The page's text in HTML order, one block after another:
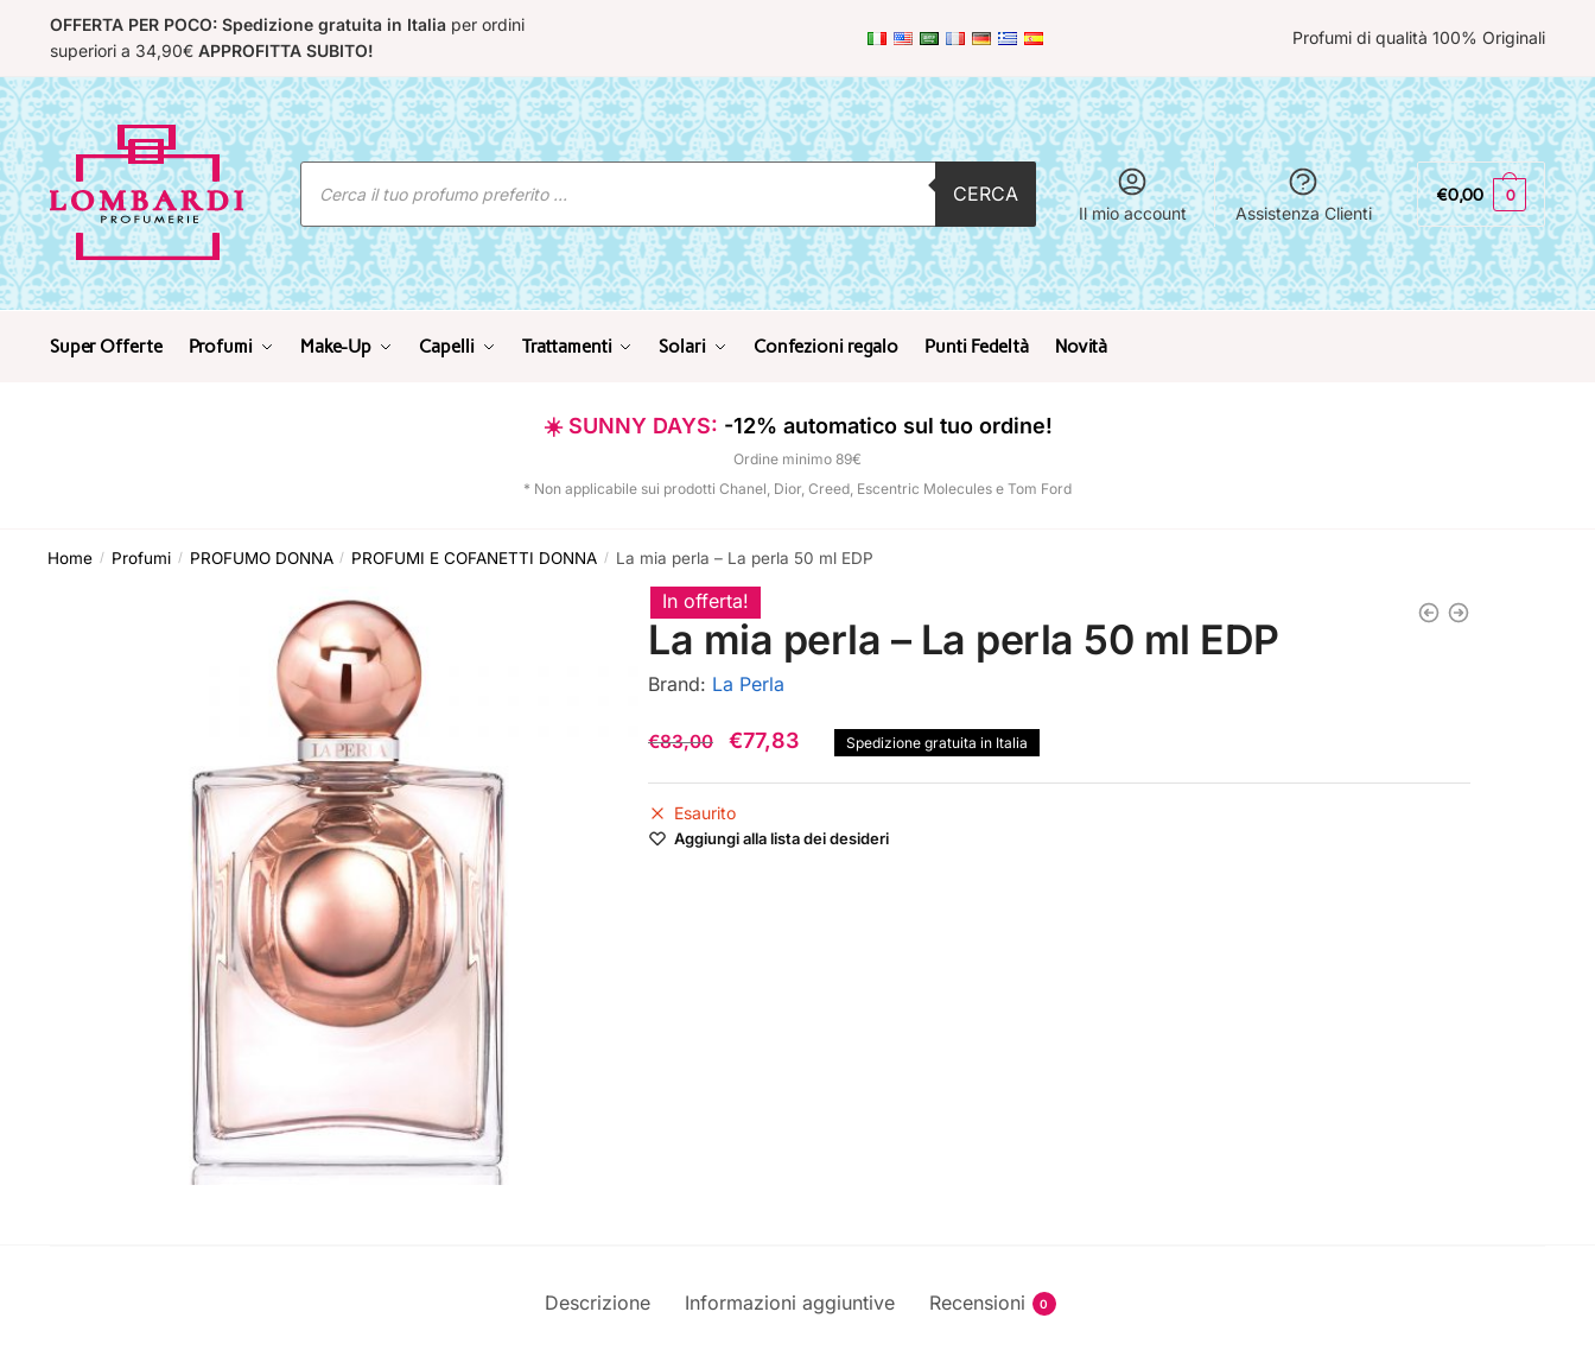
navigation
content
OFFERTA PER POCO: Spedizione gratuita in Italia per ordini
superiori a 34,90€ APPROFITTA SUBITO!
Profumi di qualità 100% Originali
Ricerca
prodotti
CERCA
Il mio account Assistenza Clienti
€0,00 0
Super Offerte Profumi Make-Up Capelli Trattamenti Solari Confezioni regalo Punti Fedeltà Novità
☀️ SUNNY DAYS: -12% automatico sul tuo ordine!
Ordine minimo 89€
* Non applicabile sui prodotti Chanel, Dior, Creed, Escentric Molecules e Tom Ford
Home / Profumi / PROFUMO DONNA / PROFUMI E COFANETTI DONNA / La mia perla – La perla 50 ml EDP
In offerta!
La mia perla – La perla 50 ml EDP
Brand: La Perla
€83,00
Il
originale
era:
€77,83
è:
Spedizione gratuita in Italia
Esaurito
Aggiungi alla lista dei desideri
Descrizione Informazioni aggiuntive Recensioni 0